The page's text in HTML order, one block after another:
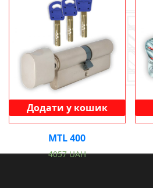
MTL 400
4057UAH
Додати у кошик